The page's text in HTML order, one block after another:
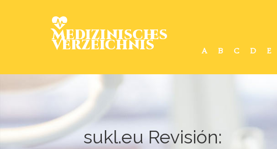
Medizinisches
Verzeichnis A B C D E
sukl.eu Revisión: